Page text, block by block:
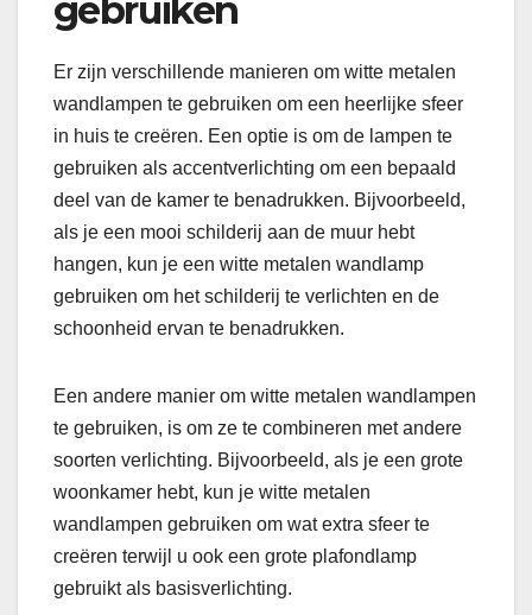
gebruiken
Er zijn verschillende manieren om witte metalen
wandlampen te gebruiken om een ​​heerlijke sfeer
in huis te creëren. Een optie is om de lampen te
gebruiken als accentverlichting om een ​​bepaald
deel van de kamer te benadrukken. Bijvoorbeeld,
als je een mooi schilderij aan de muur hebt
hangen, kun je een witte metalen wandlamp
gebruiken om het schilderij te verlichten en de
schoonheid ervan te benadrukken.
Een andere manier om witte metalen wandlampen
te gebruiken, is om ze te combineren met andere
soorten verlichting. Bijvoorbeeld, als je een grote
woonkamer hebt, kun je witte metalen
wandlampen gebruiken om wat extra sfeer te
creëren terwijl u ook een grote plafondlamp
gebruikt als basisverlichting.